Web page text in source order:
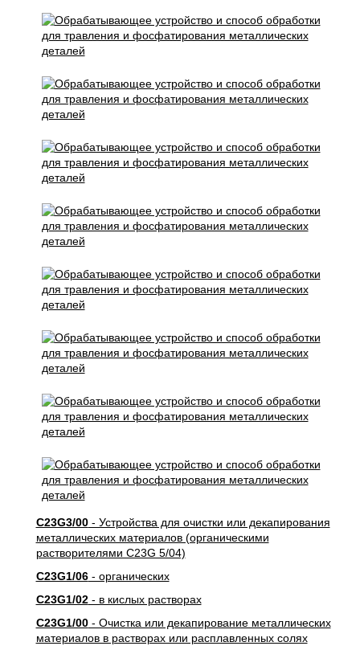
C23G3/00- Устройства для очистки или декапирования
металлических материалов (органическими
растворителями C23G 5/04)
C23G1/06- органических
C23G1/02- в кислых растворах
C23G1/00- Очистка или декапирование металлических
материалов в растворах или расплавленных солях